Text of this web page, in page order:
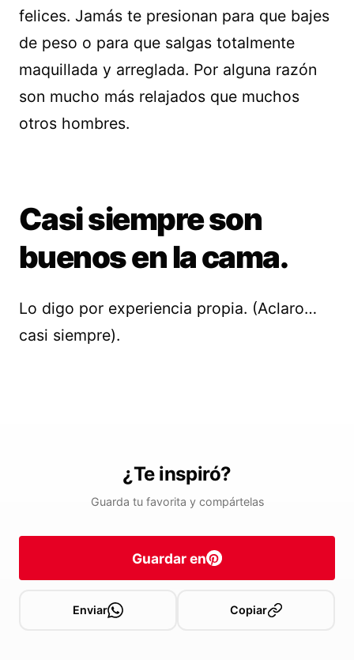
felices. Jamás te presionan para que bajes
de peso o para que salgas totalmente
maquillada y arreglada. Por alguna razón
son mucho más relajados que muchos
otros hombres.
Casi siempre son
buenos en la cama.
Lo digo por experiencia propia. (Aclaro…
casi siempre).
¿Te inspiró?
Guarda tu favorita y compártelas
Guardar en
Enviar Copiar